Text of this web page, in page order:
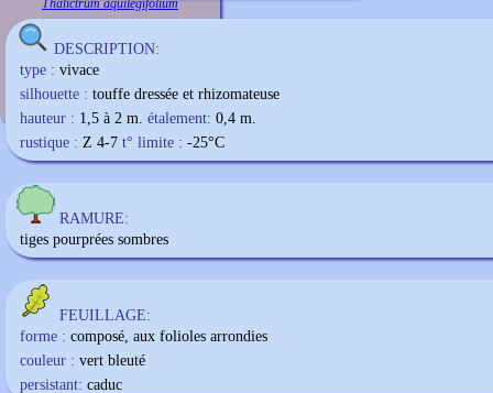
Thalictrum aquilegifolium
DESCRIPTION:
type : vivace
silhouette : touffe dressée et rhizomateuse
hauteur : 1,5 à 2 m. étalement: 0,4 m.
rustique : Z 4-7 t° limite : -25°C
RAMURE:
tiges pourprées sombres
FEUILLAGE:
forme : composé, aux folioles arrondies
couleur : vert bleuté
persistant: caduc